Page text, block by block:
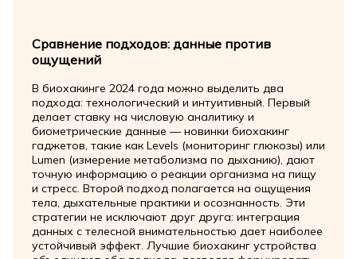
Сравнение подходов: данные против
ощущений
В биохакинге 2024 года можно выделить два
подхода: технологический и интуитивный. Первый
делает ставку на числовую аналитику и
биометрические данные — новинки биохакинг
гаджетов, такие как Levels (мониторинг глюкозы) или
Lumen (измерение метаболизма по дыханию), дают
точную информацию о реакции организма на пищу
и стресс. Второй подход полагается на ощущения
тела, дыхательные практики и осознанность. Эти
стратегии не исключают друг друга: интеграция
данных с телесной внимательностью дает наиболее
устойчивый эффект. Лучшие биохакинг устройства